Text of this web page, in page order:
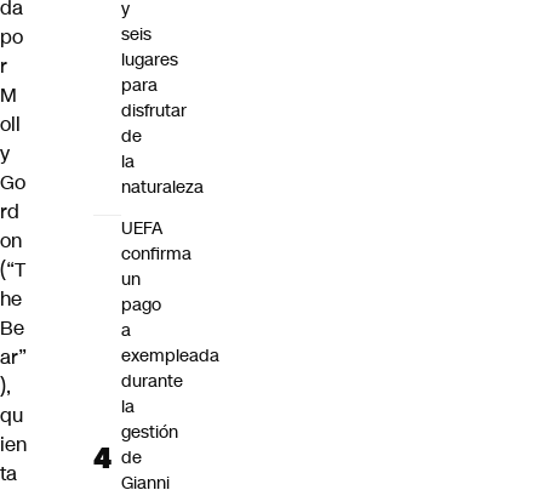
da
po
r
M
oll
y
Go
rd
on
(“T
he
Be
ar”
),
qu
ien
ta
y
seis
lugares
para
disfrutar
de
la
naturaleza
UEFA
confirma
un
pago
a
exempleada
durante
la
gestión
de
Gianni